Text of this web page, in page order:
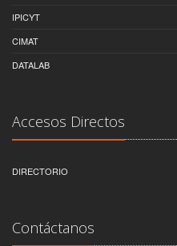
IPICYT
CIMAT
DATALAB
Accesos Directos
DIRECTORIO
Contáctanos